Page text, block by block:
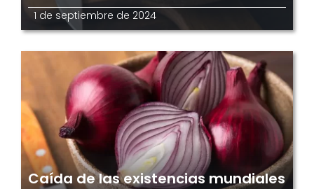
1 de septiembre de 2024
Caída de las existencias mundiales